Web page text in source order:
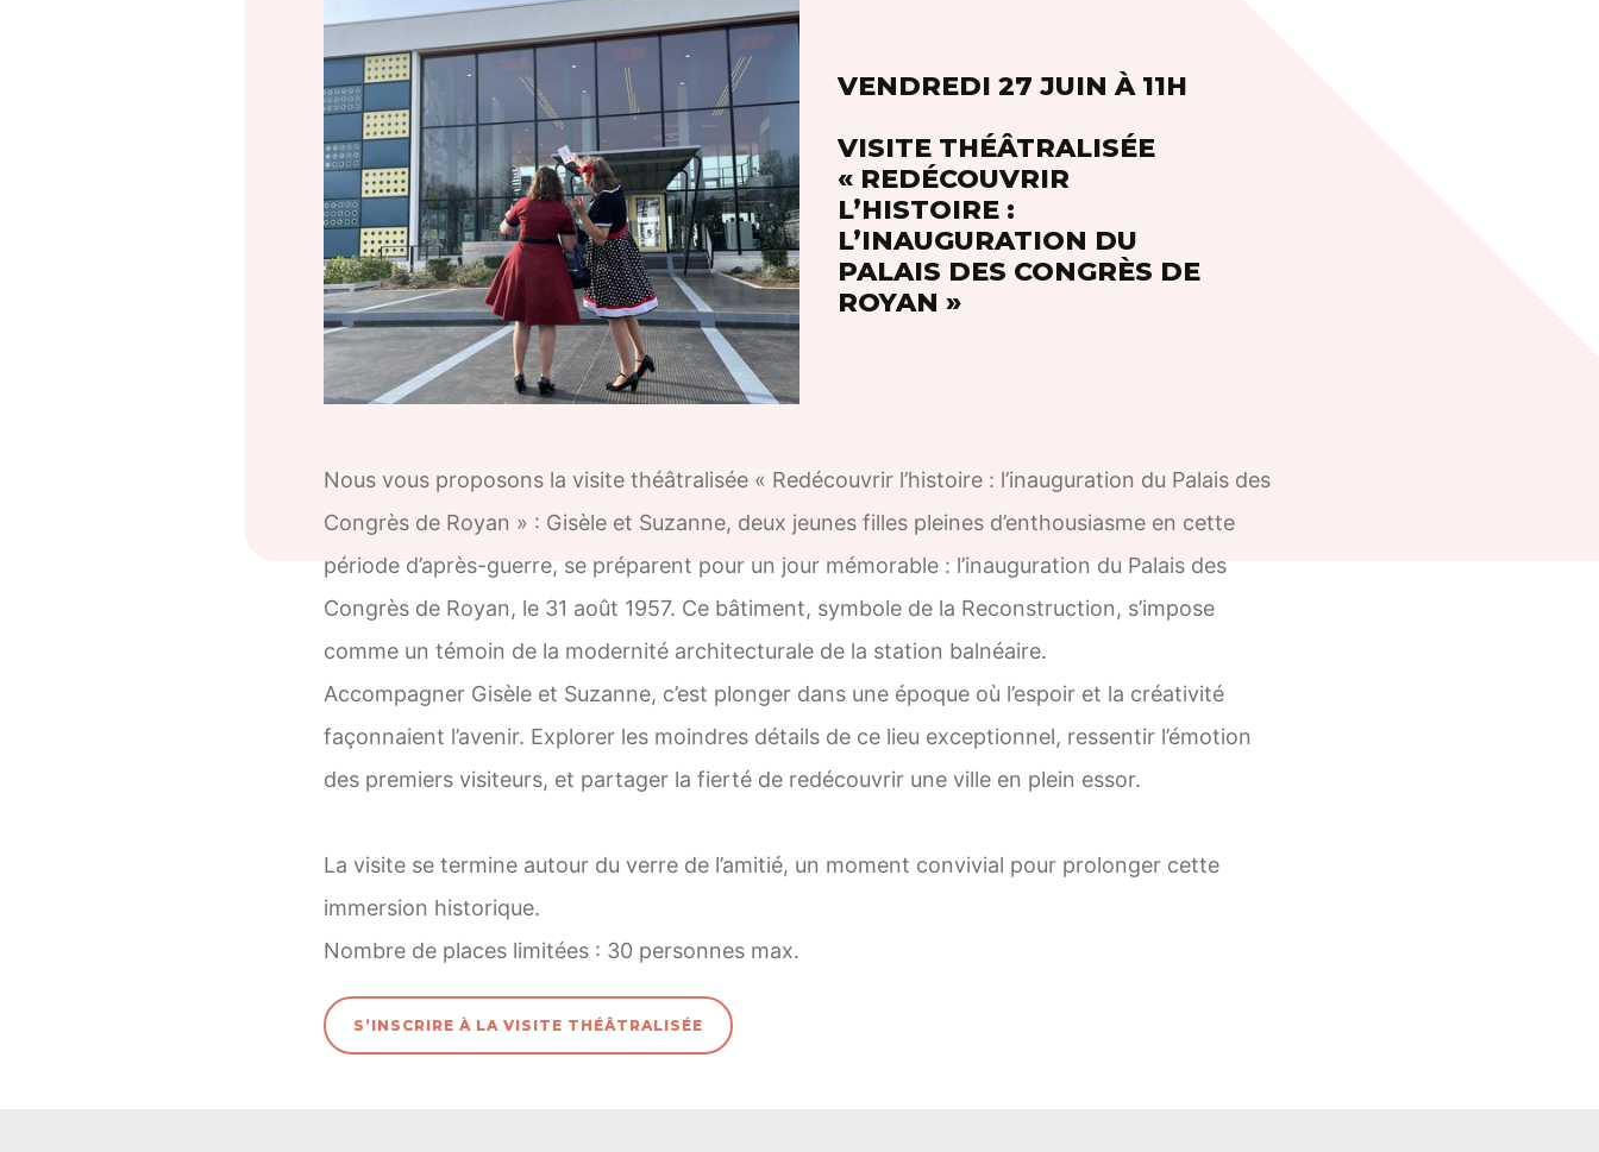
VENDREDI 27 JUIN À 11H
VISITE THÉÂTRALISÉE
« REDÉCOUVRIR
L’HISTOIRE :
L’INAUGURATION DU
PALAIS DES CONGRÈS DE
ROYAN »
Nous vous proposons la visite théâtralisée « Redécouvrir l’histoire : l’inauguration du Palais des
Congrès de Royan » : Gisèle et Suzanne, deux jeunes filles pleines d’enthousiasme en cette
période d’après-guerre, se préparent pour un jour mémorable : l’inauguration du Palais des
Congrès de Royan, le 31 août 1957. Ce bâtiment, symbole de la Reconstruction, s’impose
comme un témoin de la modernité architecturale de la station balnéaire.
Accompagner Gisèle et Suzanne, c’est plonger dans une époque où l’espoir et la créativité
façonnaient l’avenir. Explorer les moindres détails de ce lieu exceptionnel, ressentir l’émotion
des premiers visiteurs, et partager la fierté de redécouvrir une ville en plein essor.
La visite se termine autour du verre de l’amitié, un moment convivial pour prolonger cette
immersion historique.
Nombre de places limitées : 30 personnes max.
S’INSCRIRE À LA VISITE THÉÂTRALISÉE